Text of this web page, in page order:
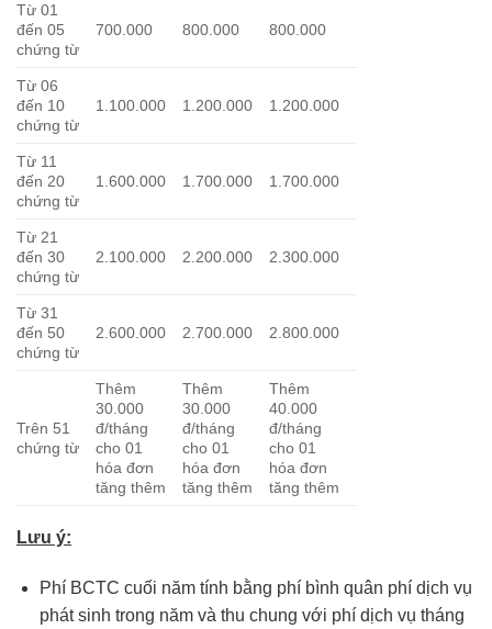
Từ 01
đến 05
chứng từ
700.000 800.000 800.000
Từ 06
đến 10
chứng từ
1.100.000 1.200.000 1.200.000
Từ 11
đến 20
chứng từ
1.600.000 1.700.000 1.700.000
Từ 21
đến 30
chứng từ
2.100.000 2.200.000 2.300.000
Từ 31
đến 50
chứng từ
2.600.000 2.700.000 2.800.000
Trên 51
chứng từ
Thêm
30.000
đ/tháng
cho 01
hóa đơn
tăng thêm
Thêm
30.000
đ/tháng
cho 01
hóa đơn
tăng thêm
Thêm
40.000
đ/tháng
cho 01
hóa đơn
tăng thêm
Lưu ý:
Phí BCTC cuối năm tính bằng phí bình quân phí dịch vụ
phát sinh trong năm và thu chung với phí dịch vụ tháng